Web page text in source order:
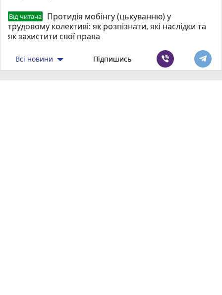
Від читача
Протидія мобінгу (цькуванню) у
трудовому колективі: як розпізнати, які наслідки та
як захистити свої права
Всі новини Підпишись